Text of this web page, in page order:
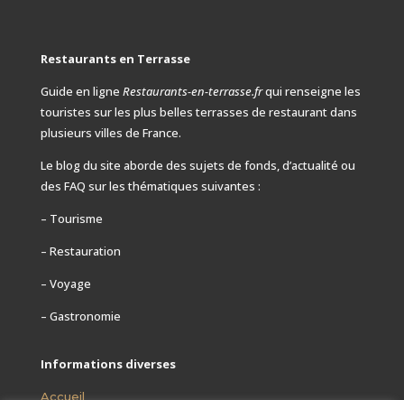
Restaurants en Terrasse
Guide en ligne Restaurants-en-terrasse.frqui renseigne les
touristes sur les plus belles terrasses de restaurant dans
plusieurs villes de France.
Le blog du site aborde des sujets de fonds, d’actualité ou
des FAQ sur les thématiques suivantes :
– Tourisme
– Restauration
– Voyage
– Gastronomie
Informations diverses
Accueil